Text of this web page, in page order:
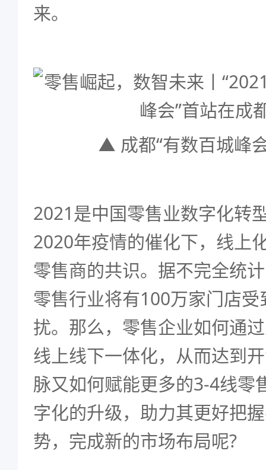
来。
▲ 成都“有数百城峰
2021是中国零售业数字化转
2020年疫情的催化下，线上
零售商的共识。据不完全统
零售行业将有100万家门店
扰。那么，零售企业如何通
线上线下一体化，从而达到
脉又如何赋能更多的3-4线零
字化的升级，助力其更好把
势，完成新的市场布局呢?